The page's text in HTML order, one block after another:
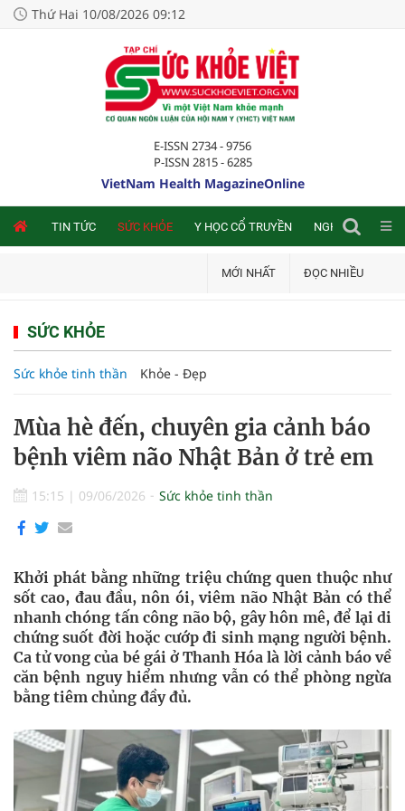
Thứ Hai 10/08/2026 09:12
E-ISSN 2734 - 9756
P-ISSN 2815 - 6285
VietNam Health MagazineOnline
TIN TỨC SỨC KHỎE Y HỌC CỔ TRUYỀN NGHIÊN CỨU
MỚI NHẤT ĐỌC NHIỀU
SỨC KHỎE
Sức khỏe tinh thần Khỏe - Đẹp
Mùa hè đến, chuyên gia cảnh báo
bệnh viêm não Nhật Bản ở trẻ em
15:15 | 09/06/2026 Sức khỏe tinh thần
Khởi phát bằng những triệu chứng quen thuộc như
sốt cao, đau đầu, nôn ói, viêm não Nhật Bản có thể
nhanh chóng tấn công não bộ, gây hôn mê, để lại di
chứng suốt đời hoặc cướp đi sinh mạng người bệnh.
Ca tử vong của bé gái ở Thanh Hóa là lời cảnh báo về
căn bệnh nguy hiểm nhưng vẫn có thể phòng ngừa
bằng tiêm chủng đầy đủ.